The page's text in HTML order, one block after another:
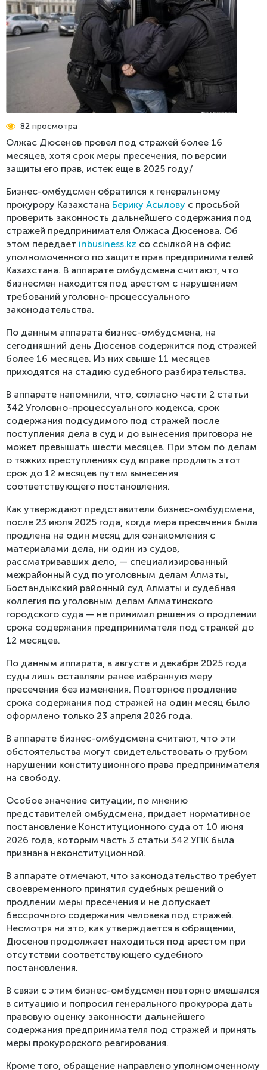
Стратегия бизнес-омбудсмена по защите
предпринимательства
Меморандум о взаимном сотрудничестве Центра
поддержки цифрового правительства и Бизнес-
Рекомендации Сената
Реестр проблем
Обратная связь
Пресс-релизы
СМИ об омбудсмене
Международные новости
Инфографика
82 просмотра
Олжас Дюсенов провел под стражей более 16
месяцев, хотя срок меры пресечения, по версии
защиты его прав, истек еще в 2025 году/
Бизнес-омбудсмен обратился к генеральному
прокурору Казахстана Берику Асылову с просьбой
проверить законность дальнейшего содержания под
стражей предпринимателя Олжаса Дюсенова. Об
этом передает inbusiness.kz со ссылкой на офис
уполномоченного по защите прав предпринимателей
Казахстана. В аппарате омбудсмена считают, что
бизнесмен находится под арестом с нарушением
требований уголовно-процессуального
законодательства.
По данным аппарата бизнес-омбудсмена, на
сегодняшний день Дюсенов содержится под стражей
более 16 месяцев. Из них свыше 11 месяцев
приходятся на стадию судебного разбирательства.
В аппарате напомнили, что, согласно части 2 статьи
342 Уголовно-процессуального кодекса, срок
содержания подсудимого под стражей после
поступления дела в суд и до вынесения приговора не
может превышать шести месяцев. При этом по делам
о тяжких преступлениях суд вправе продлить этот
срок до 12 месяцев путем вынесения
соответствующего постановления.
Как утверждают представители бизнес-омбудсмена,
после 23 июля 2025 года, когда мера пресечения была
продлена на один месяц для ознакомления с
материалами дела, ни один из судов,
рассматривавших дело, — специализированный
межрайонный суд по уголовным делам Алматы,
Бостандыкский районный суд Алматы и судебная
коллегия по уголовным делам Алматинского
городского суда — не принимал решения о продлении
срока содержания предпринимателя под стражей до
12 месяцев.
По данным аппарата, в августе и декабре 2025 года
суды лишь оставляли ранее избранную меру
пресечения без изменения. Повторное продление
срока содержания под стражей на один месяц было
оформлено только 23 апреля 2026 года.
В аппарате бизнес-омбудсмена считают, что эти
обстоятельства могут свидетельствовать о грубом
нарушении конституционного права предпринимателя
на свободу.
Особое значение ситуации, по мнению
представителей омбудсмена, придает нормативное
постановление Конституционного суда от 10 июня
2026 года, которым часть 3 статьи 342 УПК была
признана неконституционной.
В аппарате отмечают, что законодательство требует
своевременного принятия судебных решений о
продлении меры пресечения и не допускает
бессрочного содержания человека под стражей.
Несмотря на это, как утверждается в обращении,
Дюсенов продолжает находиться под арестом при
отсутствии соответствующего судебного
постановления.
В связи с этим бизнес-омбудсмен повторно вмешался
в ситуацию и попросил генерального прокурора дать
правовую оценку законности дальнейшего
содержания предпринимателя под стражей и принять
меры прокурорского реагирования.
Кроме того, обращение направлено уполномоченному